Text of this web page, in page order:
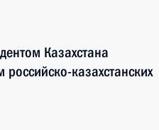
Казахстана
казахстанских